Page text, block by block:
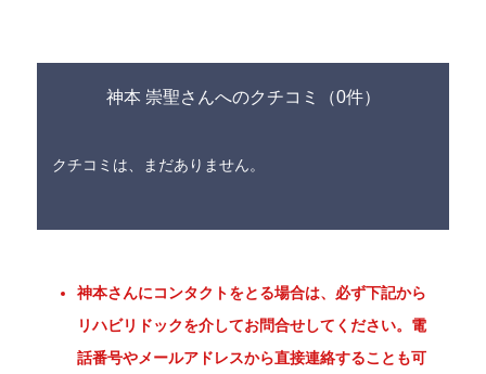
神本 崇聖さんへのクチコミ（0件）
クチコミは、まだありません。
神本さんにコンタクトをとる場合は、必ず下記から
リハビリドックを介してお問合せしてください。電
話番号やメールアドレスから直接連絡することも可